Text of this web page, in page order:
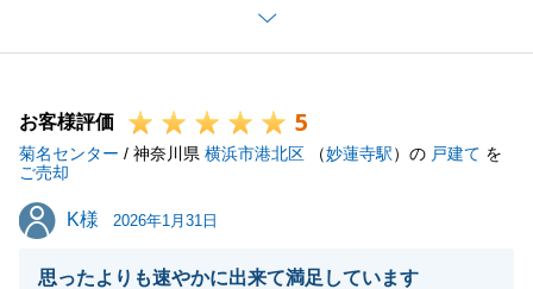
今後も何かございましたら、お気軽にご連絡くださ
お客様評価 5
菊名センター / 神奈川県 横浜市港北区 （妙蓮寺駅）の 戸建て を
ご売却
K様
K様 2026年1月31日
思ったよりも速やかに出来て満足しています